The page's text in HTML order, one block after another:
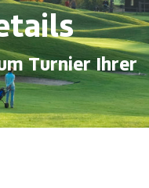
Turnier Ihrer